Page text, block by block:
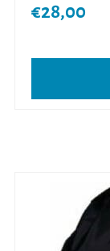
€28,00